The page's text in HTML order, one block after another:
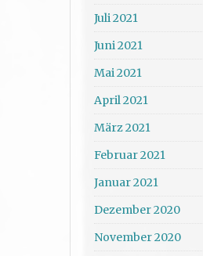
Juli 2021
Juni 2021
Mai 2021
April 2021
März 2021
Februar 2021
Januar 2021
Dezember 2020
November 2020